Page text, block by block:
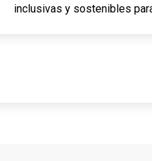
inclusivas y sostenibles